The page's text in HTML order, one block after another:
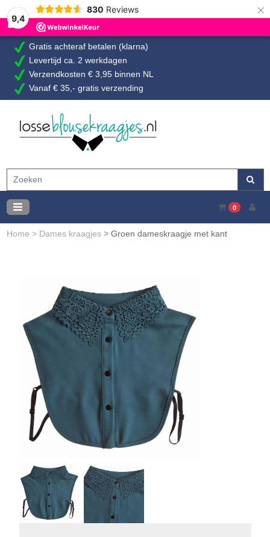
9,4
830 Reviews ×
Gratis achteraf betalen (klarna)
Levertijd ca. 2 werkdagen
Verzendkosten € 3,95 binnen NL
Vanaf € 35,- gratis verzending
0
Home > Dames kraagjes > Groen dameskraagje met kant